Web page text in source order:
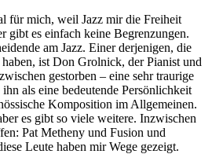
für mich, weil Jazz mir die Freiheit
gibt es einfach keine Begrenzungen.
am Jazz. Einer derjenigen, die
ist Don Grolnick, der Pianist und
gestorben – eine sehr traurige
als eine bedeutende Persönlichkeit
Komposition im Allgemeinen.
es gibt so viele weitere. Inzwischen
Pat Metheny und Fusion und
Leute haben mir Wege gezeigt.